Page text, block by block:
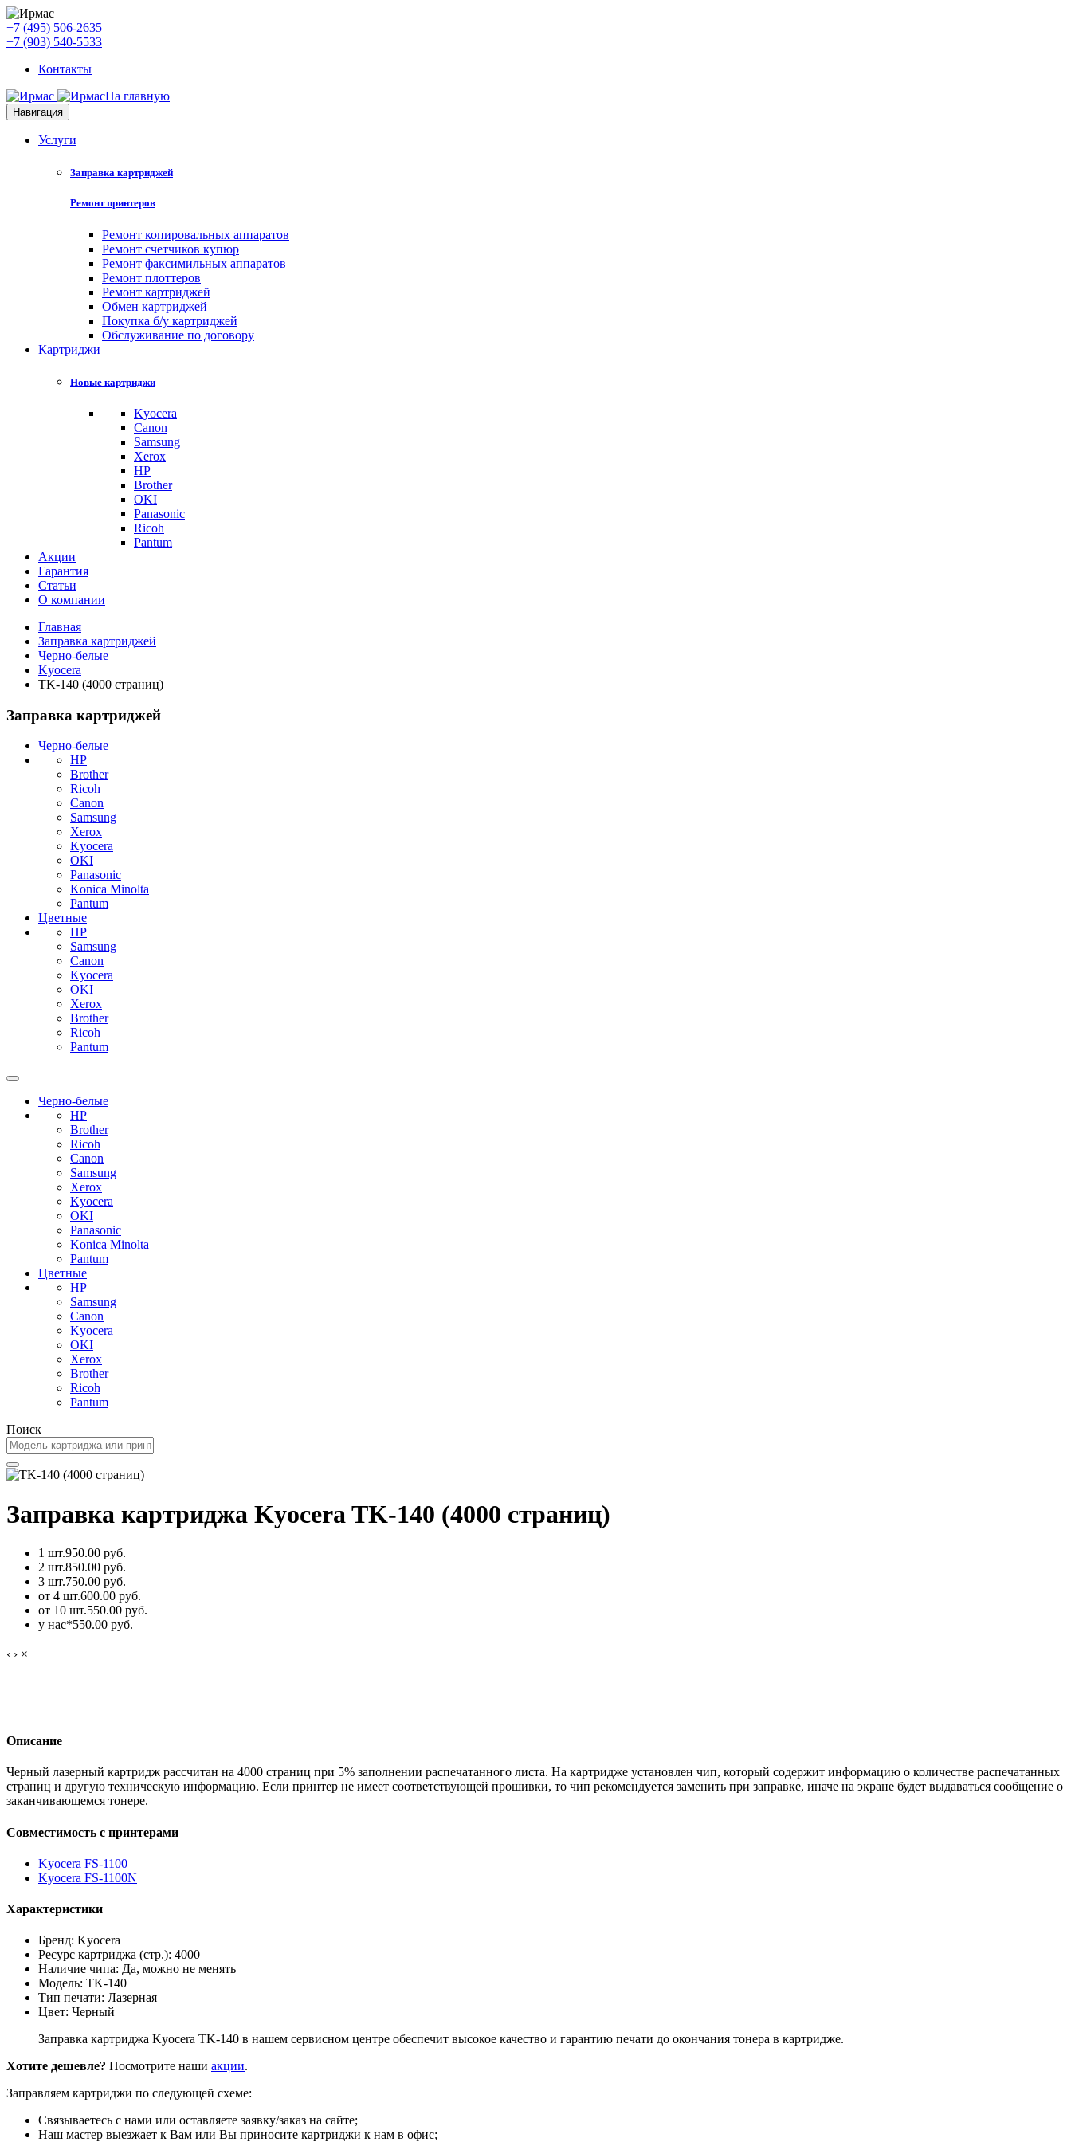
+7 (495) 506-2635
+7 (903) 540-5533
Контакты
На главную
Навигация
Услуги
Заправка картриджей
Ремонт принтеров
Ремонт копировальных аппаратов
Ремонт счетчиков купюр
Ремонт факсимильных аппаратов
Ремонт плоттеров
Ремонт картриджей
Обмен картриджей
Покупка б/у картриджей
Обслуживание по договору
Картриджи
Новые картриджи
Kyocera
Canon
Samsung
Xerox
HP
Brother
OKI
Panasonic
Ricoh
Pantum
Акции
Гарантия
Статьи
О компании
Главная
Заправка картриджей
Черно-белые
Kyocera
TK-140 (4000 страниц)
Заправка картриджей
Черно-белые
HP
Brother
Ricoh
Canon
Samsung
Xerox
Kyocera
OKI
Panasonic
Konica Minolta
Pantum
Цветные
HP
Samsung
Canon
Kyocera
OKI
Xerox
Brother
Ricoh
Pantum
Черно-белые
HP
Brother
Ricoh
Canon
Samsung
Xerox
Kyocera
OKI
Panasonic
Konica Minolta
Pantum
Цветные
HP
Samsung
Canon
Kyocera
OKI
Xerox
Brother
Ricoh
Pantum
Поиск
Заправка картриджа Kyocera TK-140 (4000 страниц)
1 шт.950.00 руб.
2 шт.850.00 руб.
3 шт.750.00 руб.
от 4 шт.600.00 руб.
от 10 шт.550.00 руб.
у нас*550.00 руб.
‹ › ×
Описание
Черный лазерный картридж рассчитан на 4000 страниц при 5% заполнении распечатанного листа. На картридже установлен чип, который содержит информацию о количестве распечатанных
страниц и другую техническую информацию. Если принтер не имеет соответствующей прошивки, то чип рекомендуется заменить при заправке, иначе на экране будет выдаваться сообщение о
заканчивающемся тонере.
Совместимость с принтерами
Kyocera FS-1100
Kyocera FS-1100N
Характеристики
Бренд: Kyocera
Ресурс картриджа (стр.): 4000
Наличие чипа: Да, можно не менять
Модель: TK-140
Тип печати: Лазерная
Цвет: Черный
Заправка картриджа Kyocera TK-140 в нашем сервисном центре обеспечит высокое качество и гарантию печати до окончания тонера в картридже.
Хотите дешевле? Посмотрите наши акции.
Заправляем картриджи по следующей схеме:
Связываетесь с нами или оставляете заявку/заказ на сайте;
Наш мастер выезжает к Вам или Вы приносите картриджи к нам в офис;